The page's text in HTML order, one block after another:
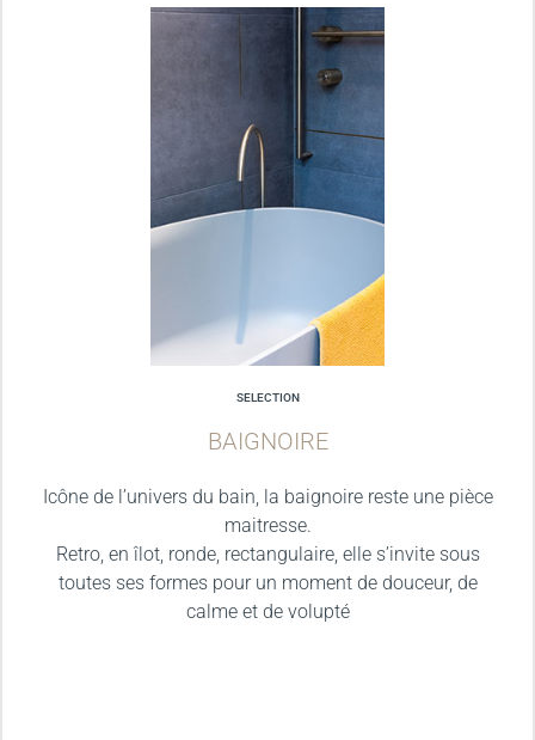
SELECTION
BAIGNOIRE
Icône de l’univers du bain, la baignoire reste une pièce
maitresse.
Retro, en îlot, ronde, rectangulaire, elle s’invite sous
toutes ses formes pour un moment de douceur, de
calme et de volupté